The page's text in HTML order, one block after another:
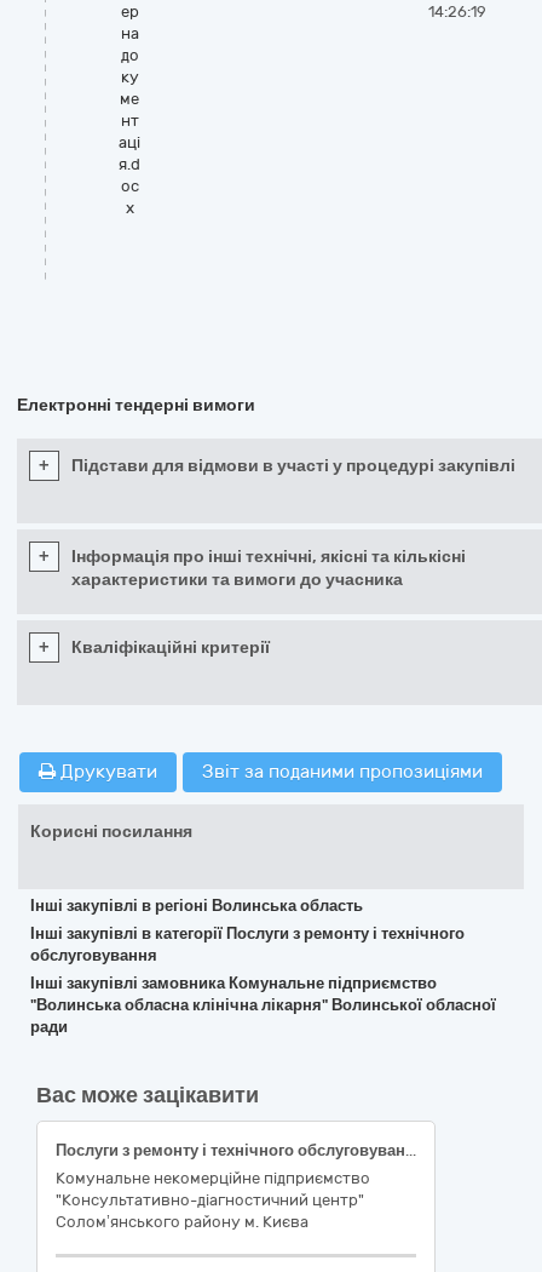
ер
на
до
ку
ме
нт
аці
я.d
oc
x
14:26:19
Електронні тендерні вимоги
+ Підстави для відмови в участі у процедурі закупівлі
+
Інформація про інші технічні, якісні та кількісні
характеристики та вимоги до учасника
+ Кваліфікаційні критерії
Друкувати Звіт за поданими пропозиціями
Корисні посилання
Інші закупівлі в регіоні Волинська область
Інші закупівлі в категорії Послуги з ремонту і технічного
обслуговування
Інші закупівлі замовника Комунальне підприємство
"Волинська обласна клінічна лікарня" Волинської обласної
ради
Вас може зацікавити
Послуги з ремонту і технічного обслуговування медичного та хірургічного обладнання (Лот 1: Послуги з технічного обслуговування систем рентгенівських діагностичних Calipso F та Opera RT 20; Лот 2: Послуги з технічного обслуговування рентген системи Moviplan iC)
Комунальне некомерційне підприємство
"Консультативно-діагностичний центр"
Солом’янського району м. Києва